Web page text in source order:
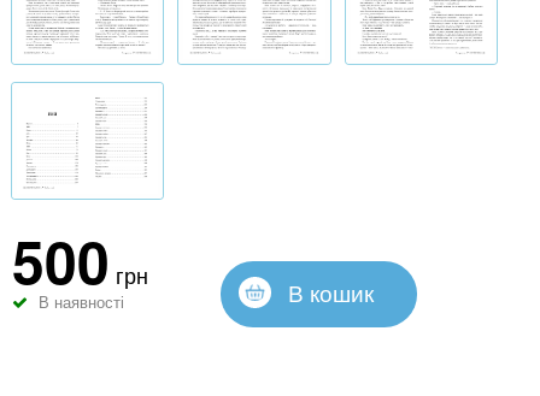
500 грн
В наявності В кошик